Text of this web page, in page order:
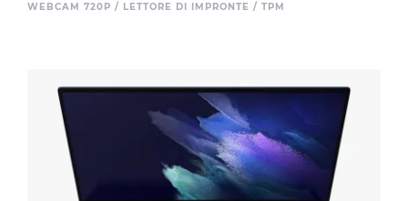
WEBCAM 720P / LETTORE DI IMPRONTE / TPM